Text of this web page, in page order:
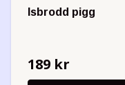
Isbrodd pigg
189 kr